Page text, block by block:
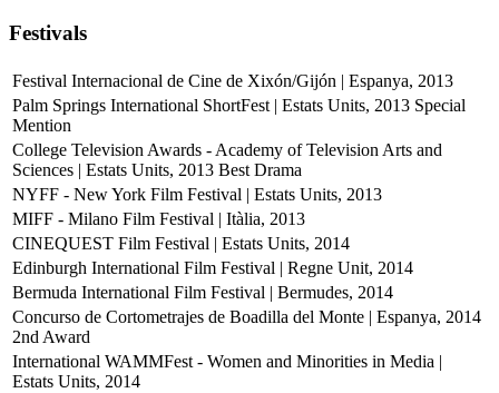
Festivals
Festival Internacional de Cine de Xixón/Gijón | Espanya, 2013
Palm Springs International ShortFest | Estats Units, 2013 Special
Mention
College Television Awards - Academy of Television Arts and
Sciences | Estats Units, 2013 Best Drama
NYFF - New York Film Festival | Estats Units, 2013
MIFF - Milano Film Festival | Itàlia, 2013
CINEQUEST Film Festival | Estats Units, 2014
Edinburgh International Film Festival | Regne Unit, 2014
Bermuda International Film Festival | Bermudes, 2014
Concurso de Cortometrajes de Boadilla del Monte | Espanya, 2014
2nd Award
International WAMMFest - Women and Minorities in Media |
Estats Units, 2014